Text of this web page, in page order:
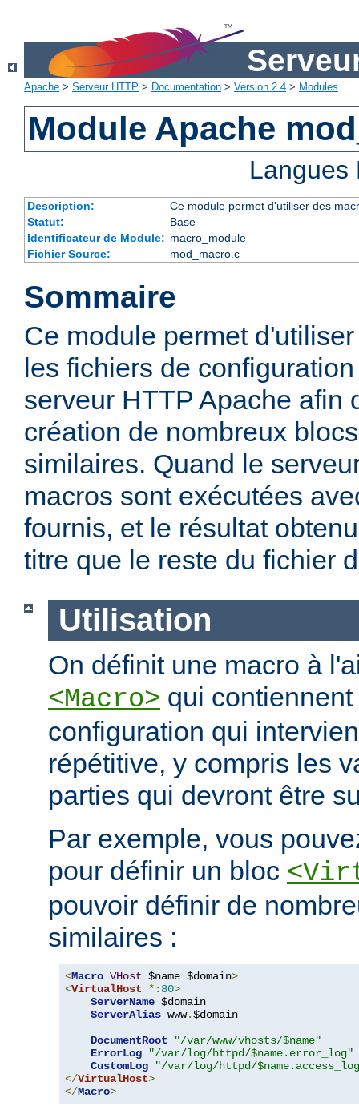
Apache > Serveur HTTP > Documentation > Version 2.4 > Modules
Module Apache
Description:
Ce module permet d'utiliser des
Statut:
Base
Identificateur de Module: macro_module
Fichier Source:
mod_macro.c
Sommaire
Ce module permet
les fichiers de
serveur HTTP Apache afin
création de nombreux
similaires. Quand le
macros sont exécutées
fournis, et le résultat
titre que le reste du fichier
Utilisation
On définit une macro à
<Macro> qui
configuration qui
répétitive, y compris les
parties qui devront être
Par exemple, vous
pour définir un bloc
pouvoir définir de
similaires :
<Macro VHost $name $domain>
<VirtualHost *: 80>
ServerName $domain
ServerAlias www.$domain
DocumentRoot
"/var/www/vhosts/$name"
ErrorLog
"/var/log/httpd/$name.error_log"
CustomLog
"/var/log/httpd/
</VirtualHost>
</Macro>